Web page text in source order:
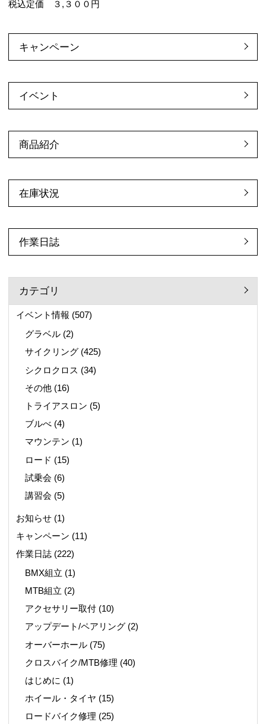
税込定価 ３,３００円
キャンペーン
イベント
商品紹介
在庫状況
作業日誌
カテゴリ
イベント情報 (507)
グラベル (2)
サイクリング (425)
シクロクロス (34)
その他 (16)
トライアスロン (5)
ブルべ (4)
マウンテン (1)
ロード (15)
試乗会 (6)
講習会 (5)
お知らせ(1)
キャンペーン (11)
作業日誌(222)
BMX組立 (1)
MTB組立 (2)
アクセサリー取付 (10)
アップデート/ペアリング (2)
オーバーホール (75)
クロスバイク/MTB修理 (40)
はじめに (1)
ホイール・タイヤ (15)
ロードバイク修理 (25)